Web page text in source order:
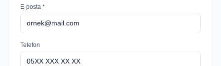
E-posta *
Telefon